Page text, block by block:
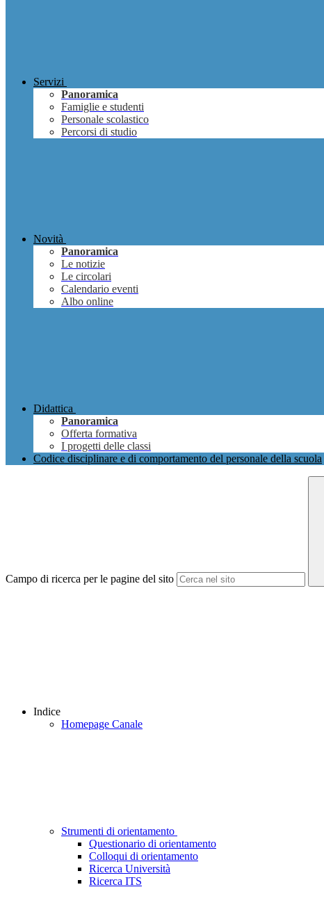
Servizi
Panoramica
Famiglie e studenti
Personale scolastico
Percorsi di studio
Novità
Panoramica
Le notizie
Le circolari
Calendario eventi
Albo online
Didattica
Panoramica
Offerta formativa
I progetti delle classi
Codice disciplinare e di comportamento del personale della scuola
Campo di ricerca per le pagine del sito
Indice
Homepage Canale
Strumenti di orientamento
Questionario di orientamento
Colloqui di orientamento
Ricerca Università
Ricerca ITS